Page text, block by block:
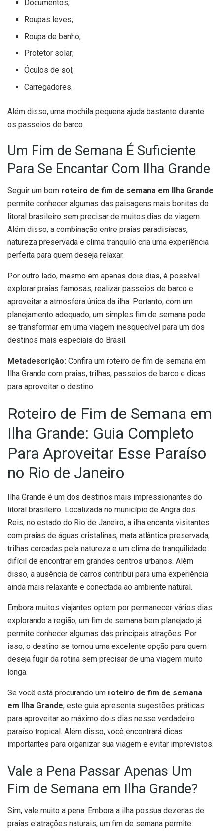
Documentos;
Roupas leves;
Roupa de banho;
Protetor solar;
Óculos de sol;
Carregadores.
Além disso, uma mochila pequena ajuda bastante durante
os passeios de barco.
Um Fim de Semana É Suficiente
Para Se Encantar Com Ilha Grande
Seguir um bom roteiro de fim de semana em Ilha Grande
permite conhecer algumas das paisagens mais bonitas do
litoral brasileiro sem precisar de muitos dias de viagem.
Além disso, a combinação entre praias paradisíacas,
natureza preservada e clima tranquilo cria uma experiência
perfeita para quem deseja relaxar.
Por outro lado, mesmo em apenas dois dias, é possível
explorar praias famosas, realizar passeios de barco e
aproveitar a atmosfera única da ilha. Portanto, com um
planejamento adequado, um simples fim de semana pode
se transformar em uma viagem inesquecível para um dos
destinos mais especiais do Brasil.
Metadescrição: Confira um roteiro de fim de semana em
Ilha Grande com praias, trilhas, passeios de barco e dicas
para aproveitar o destino.
Roteiro de Fim de Semana em
Ilha Grande: Guia Completo
Para Aproveitar Esse Paraíso
no Rio de Janeiro
Ilha Grande é um dos destinos mais impressionantes do
litoral brasileiro. Localizada no município de Angra dos
Reis, no estado do Rio de Janeiro, a ilha encanta visitantes
com praias de águas cristalinas, mata atlântica preservada,
trilhas cercadas pela natureza e um clima de tranquilidade
difícil de encontrar em grandes centros urbanos. Além
disso, a ausência de carros contribui para uma experiência
ainda mais relaxante e conectada ao ambiente natural.
Embora muitos viajantes optem por permanecer vários dias
explorando a região, um fim de semana bem planejado já
permite conhecer algumas das principais atrações. Por
isso, o destino se tornou uma excelente opção para quem
deseja fugir da rotina sem precisar de uma viagem muito
longa.
Se você está procurando um roteiro de fim de semana
em Ilha Grande, este guia apresenta sugestões práticas
para aproveitar ao máximo dois dias nesse verdadeiro
paraíso tropical. Além disso, você encontrará dicas
importantes para organizar sua viagem e evitar imprevistos.
Vale a Pena Passar Apenas Um
Fim de Semana em Ilha Grande?
Sim, vale muito a pena. Embora a ilha possua dezenas de
praias e atrações naturais, um fim de semana permite